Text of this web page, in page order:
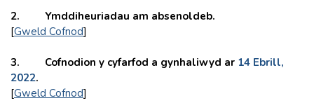
2. Ymddiheuriadau am absenoldeb.
[Gweld Cofnod]
3. Cofnodion y cyfarfod a gynhaliwyd ar 14 Ebrill,
2022.
[Gweld Cofnod]